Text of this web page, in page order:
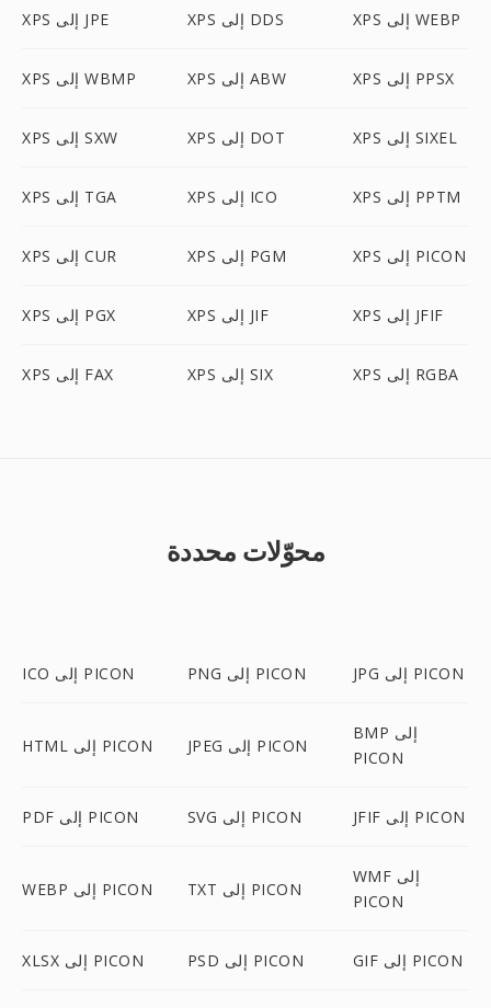
XPS إلى JPE XPS إلى DDS XPS إلى WEBP
XPS إلى WBMP XPS إلى ABW XPS إلى PPSX
XPS إلى SXW XPS إلى DOT XPS إلى SIXEL
XPS إلى TGA XPS إلى ICO XPS إلى PPTM
XPS إلى CUR XPS إلى PGM XPS إلى PICON
XPS إلى PGX XPS إلى JIF XPS إلى JFIF
XPS إلى FAX XPS إلى SIX XPS إلى RGBA
محوّلات محددة
ICO إلى PICON PNG إلى PICON JPG إلى PICON
HTML إلى PICON JPEG إلى PICON
BMP إلى
PICON
PDF إلى PICON SVG إلى PICON JFIF إلى PICON
WEBP إلى PICON TXT إلى PICON
WMF إلى
PICON
XLSX إلى PICON PSD إلى PICON GIF إلى PICON